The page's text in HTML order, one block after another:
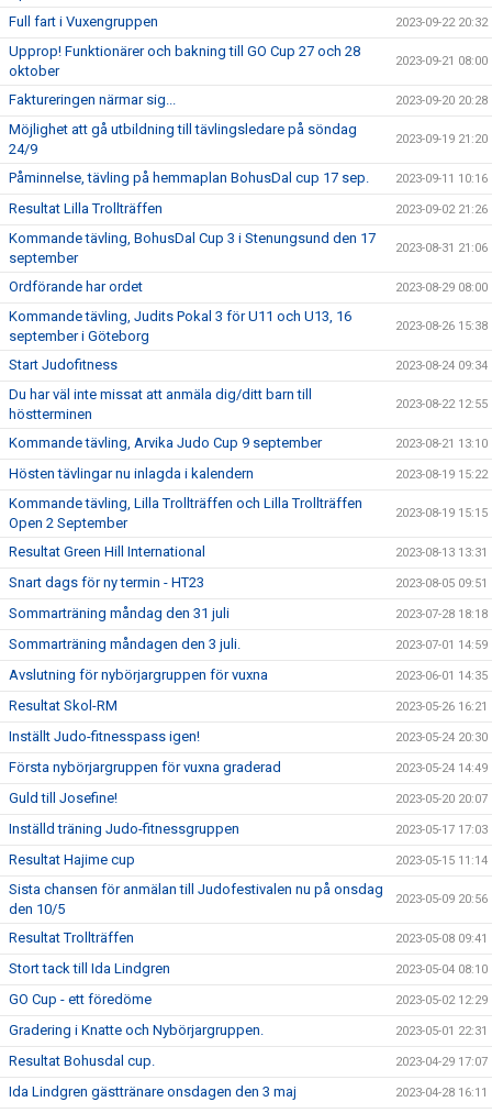
Full fart i Vuxengruppen
2023-09-22 20:32
Upprop! Funktionärer och bakning till GO Cup 27 och 28
oktober
2023-09-21 08:00
Faktureringen närmar sig... 2023-09-20 20:28
Möjlighet att gå utbildning till tävlingsledare på söndag
24/9
2023-09-19 21:20
Påminnelse, tävling på hemmaplan BohusDal cup 17 sep. 2023-09-11 10:16
Resultat Lilla Trollträffen 2023-09-02 21:26
Kommande tävling, BohusDal Cup 3 i Stenungsund den 17
september
2023-08-31 21:06
Ordförande har ordet 2023-08-29 08:00
Kommande tävling, Judits Pokal 3 för U11 och U13, 16
september i Göteborg
2023-08-26 15:38
Start Judofitness 2023-08-24 09:34
Du har väl inte missat att anmäla dig/ditt barn till
höstterminen
2023-08-22 12:55
Kommande tävling, Arvika Judo Cup 9 september 2023-08-21 13:10
Hösten tävlingar nu inlagda i kalendern 2023-08-19 15:22
Kommande tävling, Lilla Trollträffen och Lilla Trollträffen
Open 2 September
2023-08-19 15:15
Resultat Green Hill International 2023-08-13 13:31
Snart dags för ny termin - HT23 2023-08-05 09:51
Sommarträning måndag den 31 juli 2023-07-28 18:18
Sommarträning måndagen den 3 juli. 2023-07-01 14:59
Avslutning för nybörjargruppen för vuxna 2023-06-01 14:35
Resultat Skol-RM 2023-05-26 16:21
Inställt Judo-fitnesspass igen! 2023-05-24 20:30
Första nybörjargruppen för vuxna graderad 2023-05-24 14:49
Guld till Josefine! 2023-05-20 20:07
Inställd träning Judo-fitnessgruppen 2023-05-17 17:03
Resultat Hajime cup 2023-05-15 11:14
Sista chansen för anmälan till Judofestivalen nu på onsdag
den 10/5
2023-05-09 20:56
Resultat Trollträffen 2023-05-08 09:41
Stort tack till Ida Lindgren 2023-05-04 08:10
GO Cup - ett föredöme 2023-05-02 12:29
Gradering i Knatte och Nybörjargruppen. 2023-05-01 22:31
Resultat Bohusdal cup. 2023-04-29 17:07
Ida Lindgren gästtränare onsdagen den 3 maj 2023-04-28 16:11